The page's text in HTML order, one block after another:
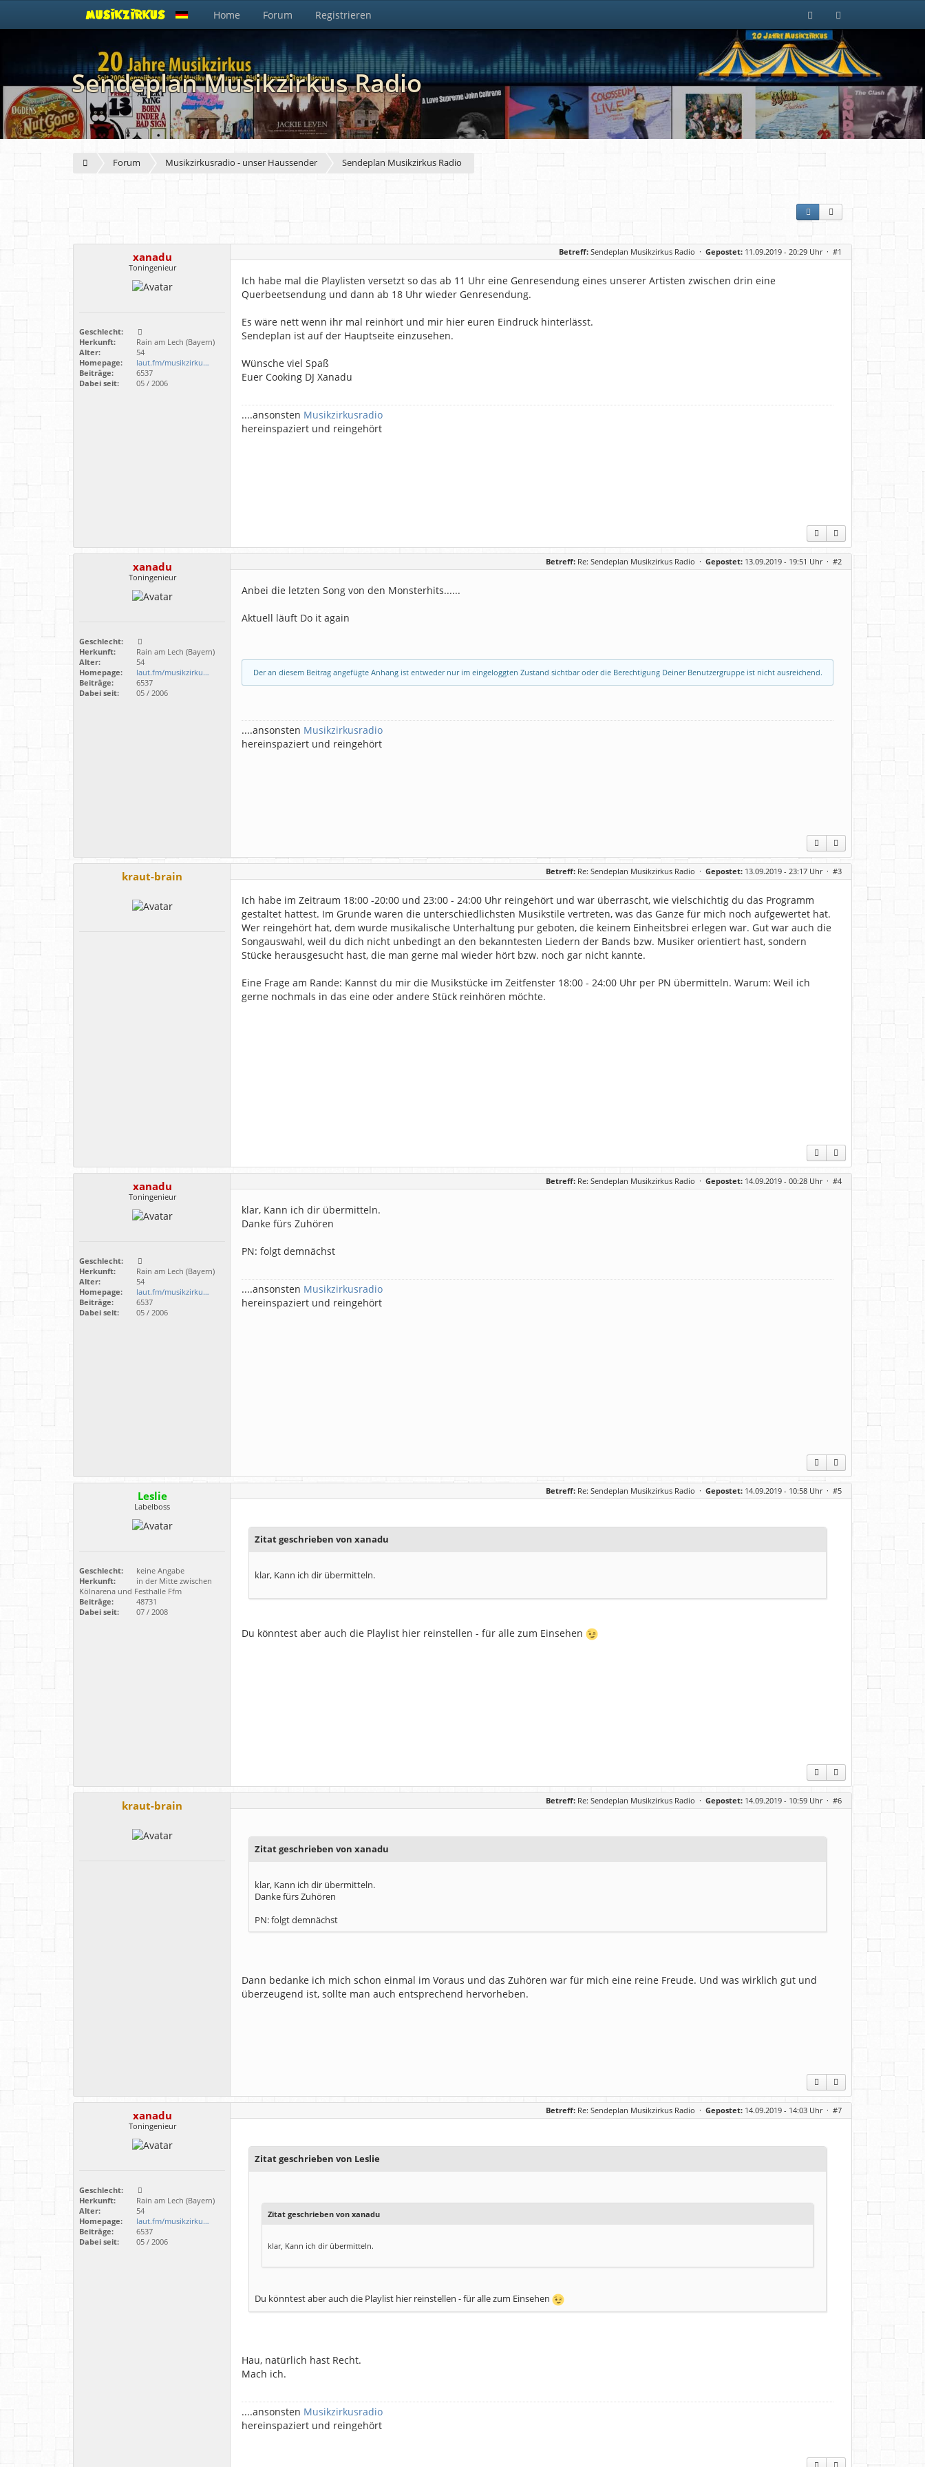
Home Forum Registrieren
Sendeplan Musikzirkus Radio
Forum Musikzirkusradio - unser Haussender Sendeplan Musikzirkus Radio
xanadu
Toningenieur
Geschlecht:
Herkunft:
Rain am Lech (Bayern)
Alter:
54
Homepage:
laut.fm/musikzirku…
Beiträge:
6537
Dabei seit:
05 / 2006
Betreff: Sendeplan Musikzirkus Radio · Gepostet: 11.09.2019 - 20:29 Uhr · #1
Ich habe mal die Playlisten versetzt so das ab 11 Uhr eine Genresendung eines unserer Artisten zwischen drin eine
Querbeetsendung und dann ab 18 Uhr wieder Genresendung.
Es wäre nett wenn ihr mal reinhört und mir hier euren Eindruck hinterlässt.
Sendeplan ist auf der Hauptseite einzusehen.
Wünsche viel Spaß
Euer Cooking DJ Xanadu
....ansonsten Musikzirkusradio
hereinspaziert und reingehört
xanadu
Toningenieur
Geschlecht:
Herkunft:
Rain am Lech (Bayern)
Alter:
54
Homepage:
laut.fm/musikzirku…
Beiträge:
6537
Dabei seit:
05 / 2006
Betreff: Re: Sendeplan Musikzirkus Radio · Gepostet: 13.09.2019 - 19:51 Uhr · #2
Anbei die letzten Song von den Monsterhits......
Aktuell läuft Do it again
Der an diesem Beitrag angefügte Anhang ist entweder nur im eingeloggten Zustand sichtbar oder die Berechtigung Deiner Benutzergruppe ist nicht ausreichend.
....ansonsten Musikzirkusradio
hereinspaziert und reingehört
kraut-brain Betreff: Re: Sendeplan Musikzirkus Radio · Gepostet: 13.09.2019 - 23:17 Uhr · #3
Ich habe im Zeitraum 18:00 -20:00 und 23:00 - 24:00 Uhr reingehört und war überrascht, wie vielschichtig du das Programm
gestaltet hattest. Im Grunde waren die unterschiedlichsten Musikstile vertreten, was das Ganze für mich noch aufgewertet hat.
Wer reingehört hat, dem wurde musikalische Unterhaltung pur geboten, die keinem Einheitsbrei erlegen war. Gut war auch die
Songauswahl, weil du dich nicht unbedingt an den bekanntesten Liedern der Bands bzw. Musiker orientiert hast, sondern
Stücke herausgesucht hast, die man gerne mal wieder hört bzw. noch gar nicht kannte.
Eine Frage am Rande: Kannst du mir die Musikstücke im Zeitfenster 18:00 - 24:00 Uhr per PN übermitteln. Warum: Weil ich
gerne nochmals in das eine oder andere Stück reinhören möchte.
xanadu
Toningenieur
Geschlecht:
Herkunft:
Rain am Lech (Bayern)
Alter:
54
Homepage:
laut.fm/musikzirku…
Beiträge:
6537
Dabei seit:
05 / 2006
Betreff: Re: Sendeplan Musikzirkus Radio · Gepostet: 14.09.2019 - 00:28 Uhr · #4
klar, Kann ich dir übermitteln.
Danke fürs Zuhören
PN: folgt demnächst
....ansonsten Musikzirkusradio
hereinspaziert und reingehört
Leslie
Labelboss
Geschlecht:
keine Angabe
Herkunft:
in der Mitte zwischen
Kölnarena und Festhalle Ffm
Beiträge:
48731
Dabei seit:
07 / 2008
Betreff: Re: Sendeplan Musikzirkus Radio · Gepostet: 14.09.2019 - 10:58 Uhr · #5
Zitat geschrieben von xanadu
klar, Kann ich dir übermitteln.
Du könntest aber auch die Playlist hier reinstellen - für alle zum Einsehen
kraut-brain Betreff: Re: Sendeplan Musikzirkus Radio · Gepostet: 14.09.2019 - 10:59 Uhr · #6
Zitat geschrieben von xanadu
klar, Kann ich dir übermitteln.
Danke fürs Zuhören
PN: folgt demnächst
Dann bedanke ich mich schon einmal im Voraus und das Zuhören war für mich eine reine Freude. Und was wirklich gut und
überzeugend ist, sollte man auch entsprechend hervorheben.
xanadu
Toningenieur
Geschlecht:
Herkunft:
Rain am Lech (Bayern)
Alter:
54
Homepage:
laut.fm/musikzirku…
Beiträge:
6537
Dabei seit:
05 / 2006
Betreff: Re: Sendeplan Musikzirkus Radio · Gepostet: 14.09.2019 - 14:03 Uhr · #7
Zitat geschrieben von Leslie
Zitat geschrieben von xanadu
klar, Kann ich dir übermitteln.
Du könntest aber auch die Playlist hier reinstellen - für alle zum Einsehen
Hau, natürlich hast Recht.
Mach ich.
....ansonsten Musikzirkusradio
hereinspaziert und reingehört